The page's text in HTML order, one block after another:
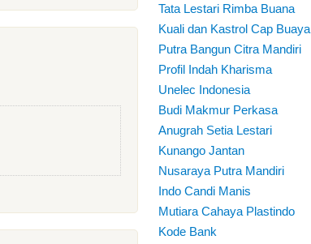
Tata Lestari Rimba Buana
Kuali dan Kastrol Cap Buaya
Putra Bangun Citra Mandiri
Profil Indah Kharisma
Unelec Indonesia
Budi Makmur Perkasa
Anugrah Setia Lestari
Kunango Jantan
Nusaraya Putra Mandiri
Indo Candi Manis
Mutiara Cahaya Plastindo
Kode Bank